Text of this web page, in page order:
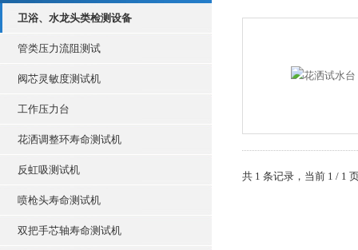
卫浴、水龙头类检测设备
管类压力流阻测试
阀芯灵敏度测试机
工作压力台
花洒调整环寿命测试机
反虹吸测试机
喷枪头寿命测试机
双把手芯轴寿命测试机
共 1 条记录，当前 1 / 1